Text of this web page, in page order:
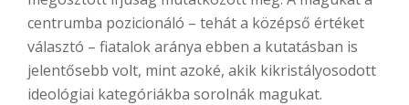
centrumba pozicionáló – tehát a középső értéket
választó – fiatalok aránya ebben a kutatásban is
jelentősebb volt, mint azoké, akik kikristályosodott
ideológiai kategóriákba sorolnák magukat.